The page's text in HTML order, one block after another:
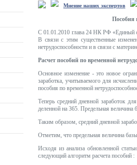
Мнение наших экспертов
Пособия
С 01.01.2010 глава 24 НК РФ «Единый
В связи с этим существенные
нетрудоспособности и в связи с
Расчет пособий по временной
Основное изменение - это новое
заработка, учитываемого для
пособия по временной
Теперь средний дневной заработок
деленной на 365. Предельная величина
Таким образом, средний дневной
Отметим, что предельная величина
Исходя из анализа обновленной
следующий алгоритм расчета пособий :